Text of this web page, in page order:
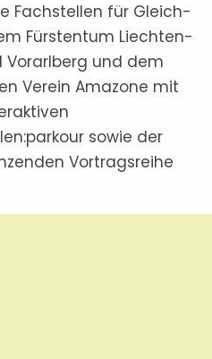
Fachstellen für Gleich­
Fürstentum Liechten­
Vorarlberg und dem
Verein Amazone mit
sowie der
Vortragsreihe